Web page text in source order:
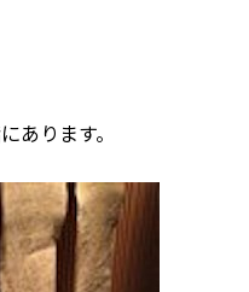
あります。